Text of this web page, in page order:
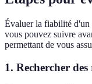
Évaluer la fiabilité d'un
vous pouvez suivre
permettant de vous
1. Rechercher